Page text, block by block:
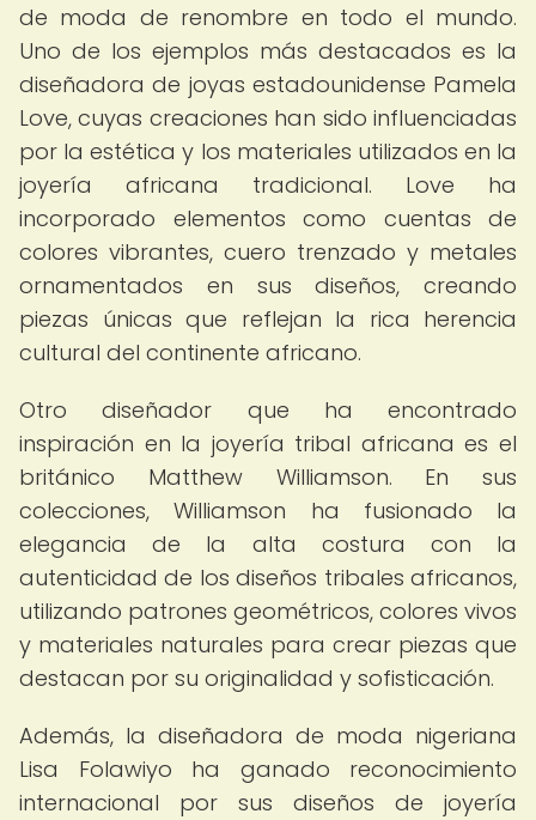
de moda de renombre en todo el mundo.
Uno de los ejemplos más destacados es la
diseñadora de joyas estadounidense Pamela
Love, cuyas creaciones han sido influenciadas
por la estética y los materiales utilizados en la
joyería africana tradicional. Love ha
incorporado elementos como cuentas de
colores vibrantes, cuero trenzado y metales
ornamentados en sus diseños, creando
piezas únicas que reflejan la rica herencia
cultural del continente africano.
Otro diseñador que ha encontrado
inspiración en la joyería tribal africana es el
británico Matthew Williamson. En sus
colecciones, Williamson ha fusionado la
elegancia de la alta costura con la
autenticidad de los diseños tribales africanos,
utilizando patrones geométricos, colores vivos
y materiales naturales para crear piezas que
destacan por su originalidad y sofisticación.
Además, la diseñadora de moda nigeriana
Lisa Folawiyo ha ganado reconocimiento
internacional por sus diseños de joyería